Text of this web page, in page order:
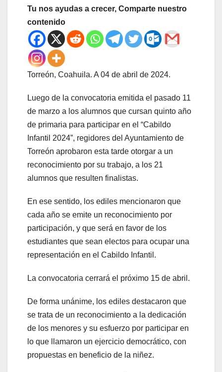
Tu nos ayudas a crecer, Comparte nuestro
contenido
Torreón, Coahuila. A 04 de abril de 2024.
Luego de la convocatoria emitida el pasado 11
de marzo a los alumnos que cursan quinto año
de primaria para participar en el “Cabildo
Infantil 2024”, regidores del Ayuntamiento de
Torreón aprobaron esta tarde otorgar a un
reconocimiento por su trabajo, a los 21
alumnos que resulten finalistas.
En ese sentido, los ediles mencionaron que
cada año se emite un reconocimiento por
participación, y que será en favor de los
estudiantes que sean electos para ocupar una
representación en el Cabildo Infantil.
La convocatoria cerrará el próximo 15 de abril.
De forma unánime, los ediles destacaron que
se trata de un reconocimiento a la dedicación
de los menores y su esfuerzo por participar en
lo que llamaron un ejercicio democrático, con
propuestas en beneficio de la niñez.